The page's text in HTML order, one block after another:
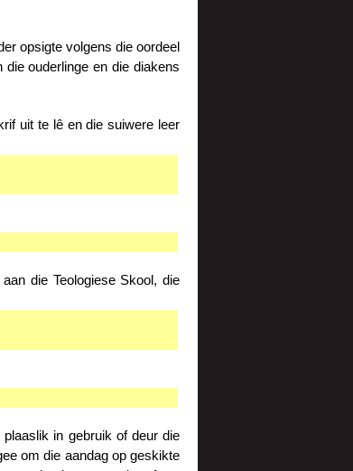
opsigte volgens die oordeel
ouderlinge en die diakens
uit te lê en die suiwere leer
die Teologiese Skool, die
in gebruik of deur die
om die aandag op geskikte